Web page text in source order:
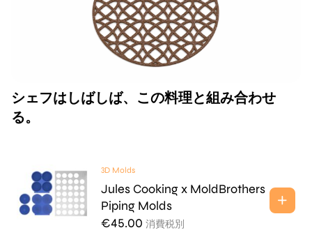
シェフはしばしば、この料理と組み合わせ
る。
3D Molds
Jules Cooking x MoldBrothers
Piping Molds
€45.00 消費税別